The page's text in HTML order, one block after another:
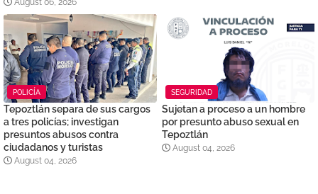
POLICÍA
Tepoztlán separa de sus cargos
a tres policías; investigan
presuntos abusos contra
ciudadanos y turistas
August 04, 2026
SEGURIDAD
Sujetan a proceso a un hombre
por presunto abuso sexual en
Tepoztlán
August 04, 2026